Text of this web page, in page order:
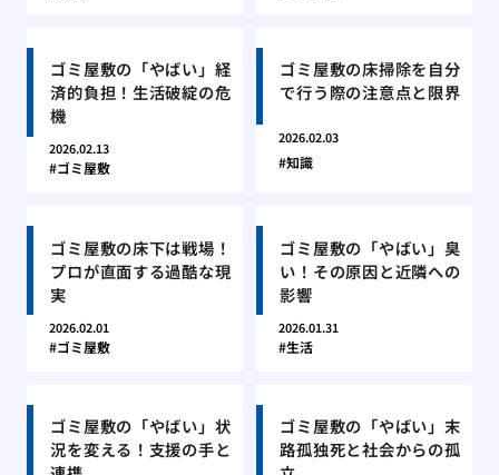
ゴミ屋敷の「やばい」経
済的負担！生活破綻の危
機
2026.02.13
ゴミ屋敷
ゴミ屋敷の床掃除を自分
で行う際の注意点と限界
2026.02.03
知識
ゴミ屋敷の床下は戦場！
プロが直面する過酷な現
実
2026.02.01
ゴミ屋敷
ゴミ屋敷の「やばい」臭
い！その原因と近隣への
影響
2026.01.31
生活
ゴミ屋敷の「やばい」状
況を変える！支援の手と
ゴミ屋敷の「やばい」末
路孤独死と社会からの孤